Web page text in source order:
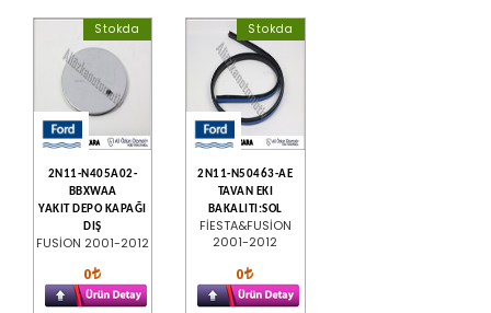
Stokda
2N11-N405A02-
BBXWAA
YAKIT DEPO KAPAĞI
DIŞ
FUSİON 2001-2012
0
Stokda
2N11-N50463-AE
TAVAN EKI
BAKALITI:SOL
FİESTA&FUSİON
2001-2012
0